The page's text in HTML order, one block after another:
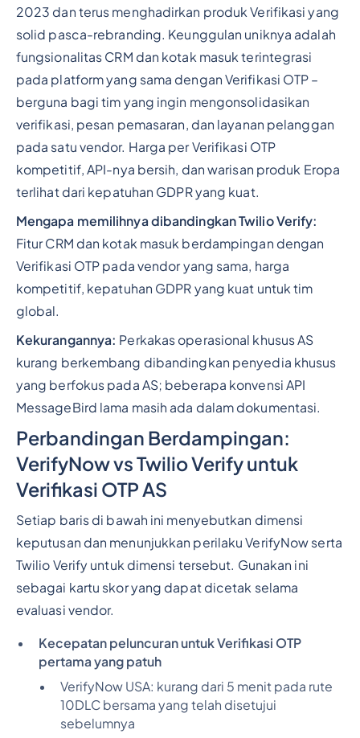
2023 dan terus menghadirkan produk Verifikasi yang
solid pasca-rebranding. Keunggulan uniknya adalah
fungsionalitas CRM dan kotak masuk terintegrasi
pada platform yang sama dengan Verifikasi OTP –
berguna bagi tim yang ingin mengonsolidasikan
verifikasi, pesan pemasaran, dan layanan pelanggan
pada satu vendor. Harga per Verifikasi OTP
kompetitif, API-nya bersih, dan warisan produk Eropa
terlihat dari kepatuhan GDPR yang kuat.
Mengapa memilihnya dibandingkan Twilio Verify:
Fitur CRM dan kotak masuk berdampingan dengan
Verifikasi OTP pada vendor yang sama, harga
kompetitif, kepatuhan GDPR yang kuat untuk tim
global.
Kekurangannya: Perkakas operasional khusus AS
kurang berkembang dibandingkan penyedia khusus
yang berfokus pada AS; beberapa konvensi API
MessageBird lama masih ada dalam dokumentasi.
Perbandingan Berdampingan:
VerifyNow vs Twilio Verify untuk
Verifikasi OTP AS
Setiap baris di bawah ini menyebutkan dimensi
keputusan dan menunjukkan perilaku VerifyNow serta
Twilio Verify untuk dimensi tersebut. Gunakan ini
sebagai kartu skor yang dapat dicetak selama
evaluasi vendor.
Kecepatan peluncuran untuk Verifikasi OTP
pertama yang patuh
VerifyNow USA: kurang dari 5 menit pada rute
10DLC bersama yang telah disetujui
sebelumnya